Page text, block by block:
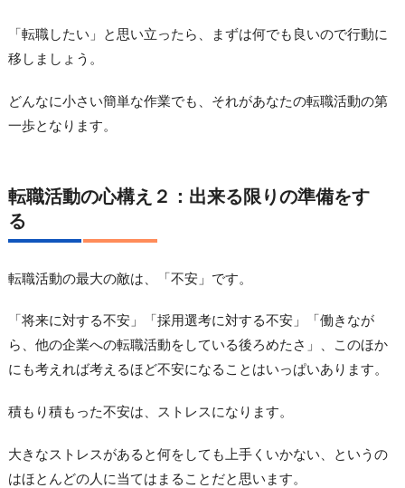
「転職したい」と思い立ったら、まずは何でも良いので行動に
移しましょう。
どんなに小さい簡単な作業でも、それがあなたの転職活動の第
一歩となります。
転職活動の心構え２：出来る限りの準備をす
る
転職活動の最大の敵は、「不安」です。
「将来に対する不安」「採用選考に対する不安」「働きなが
ら、他の企業への転職活動をしている後ろめたさ」、このほか
にも考えれば考えるほど不安になることはいっぱいあります。
積もり積もった不安は、ストレスになります。
大きなストレスがあると何をしても上手くいかない、というの
はほとんどの人に当てはまることだと思います。